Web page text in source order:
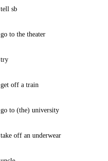
tell sb
go to the theater
try
get off a train
go to (the) university
take off an underwear